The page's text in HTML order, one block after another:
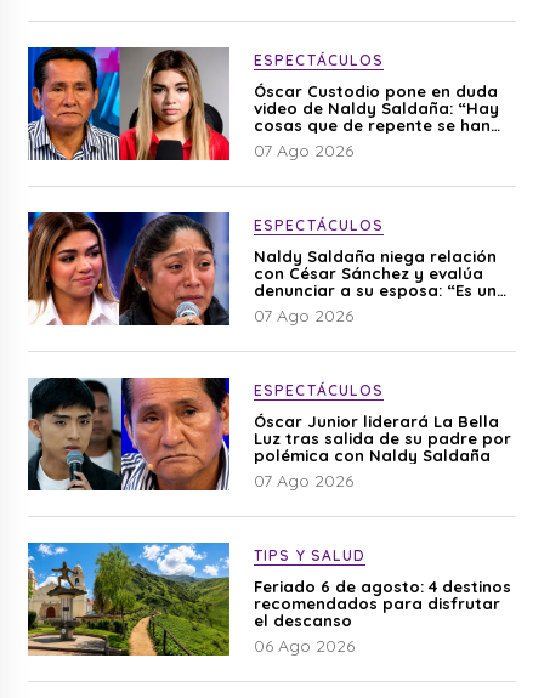
ESPECTÁCULOS
Óscar Custodio pone en duda
video de Naldy Saldaña: “Hay
cosas que de repente se han
editado”
07 Ago 2026
ESPECTÁCULOS
Naldy Saldaña niega relación
con César Sánchez y evalúa
denunciar a su esposa: “Es una
difamación”
07 Ago 2026
ESPECTÁCULOS
Óscar Junior liderará La Bella
Luz tras salida de su padre por
polémica con Naldy Saldaña
07 Ago 2026
TIPS Y SALUD
Feriado 6 de agosto: 4 destinos
recomendados para disfrutar
el descanso
06 Ago 2026